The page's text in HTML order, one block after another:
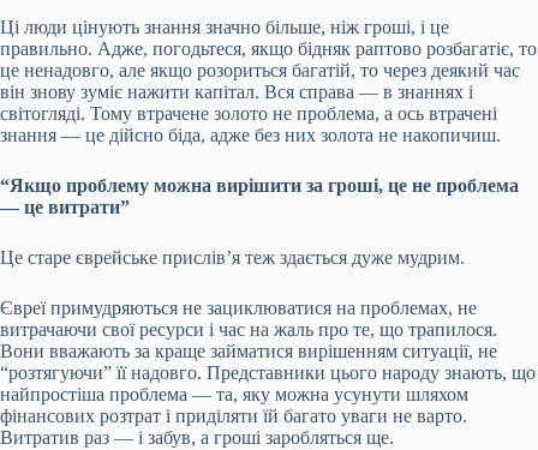
Ці люди цінують знання значно більше, ніж гроші, і це
правильно. Адже, погодьтеся, якщо бідняк раптово розбагатіє, то
це ненадовго, але якщо розориться багатій, то через деякий час
він знову зуміє нажити капітал. Вся справа — в знаннях і
світогляді. Тому втрачене золото не проблема, а ось втрачені
знання — це дійсно біда, адже без них золота не накопичиш.
“Якщо проблему можна вирішити за гроші, це не проблема
— це витрати”
Це старе єврейське прислів’я теж здається дуже мудрим.
Євреї примудряються не зациклюватися на проблемах, не
витрачаючи свої ресурси і час на жаль про те, що трапилося.
Вони вважають за краще займатися вирішенням ситуації, не
“розтягуючи” її надовго. Представники цього народу знають, що
найпростіша проблема — та, яку можна усунути шляхом
фінансових розтрат і приділяти їй багато уваги не варто.
Витратив раз — і забув, а гроші заробляться ще.